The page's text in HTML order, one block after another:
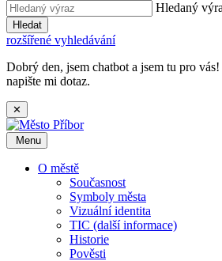
Hledaný
Hledat
rozšířené vyhledávání
Dobrý den, jsem chatbot a jsem tu pro
napište mi dotaz.
✕
Menu
O městě
Současnost
Symboly města
Vizuální identita
TIC (další informace)
Historie
Pověsti